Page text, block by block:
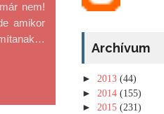
nem!
amikor
Archívum
► 2013 (44)
► 2014 (155)
► 2015 (231)